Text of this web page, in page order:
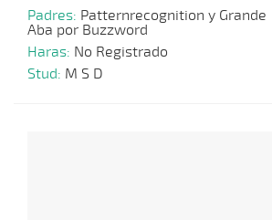
Padres: Patternrecognition y Grande
Aba por Buzzword
Haras: No Registrado
Stud: M S D